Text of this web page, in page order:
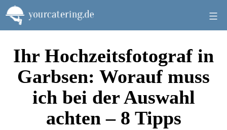
Zum
Inhalt
springen
Ihr Hochzeitsfotograf in
Garbsen: Worauf muss
ich bei der Auswahl
achten – 8 Tipps